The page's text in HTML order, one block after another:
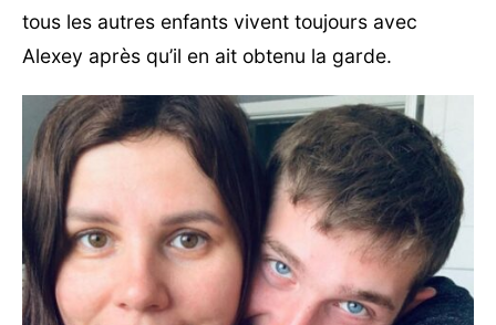
tous les autres enfants vivent toujours avec
Alexey après qu’il en ait obtenu la garde.